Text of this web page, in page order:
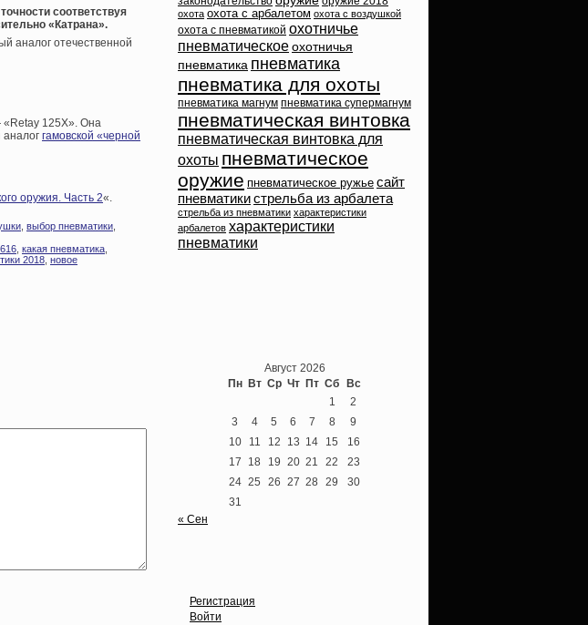
соответствуя
«Катрана».
аналог отечественной
«Retay 125X». Она
гамовской «черной
оружия. Часть 2«.
выбор пневматики
какая пневматика
2018 новое
охота охота с арбалетом охота с воздушкой
охота с пневматикой охотничье
пневматическое охотничья
пневматика пневматика
пневматика для охоты
пневматика магнум пневматика супермагнум
пневматическая винтовка
пневматическая винтовка для
охоты пневматическое
оружие пневматическое ружье сайт
пневматикистрельба из арбалета
стрельба из пневматики характеристики
арбалетов характеристики
пневматики
Август 2026
Пн Вт Ср Чт Пт Сб Вс
1
2
3
4 5 6 7 8
9
10
11 12 13 14 15
16
17
18 19 20 21 22
23
24 25 26 27 28 29
30
31
« Сен
Регистрация
Войти